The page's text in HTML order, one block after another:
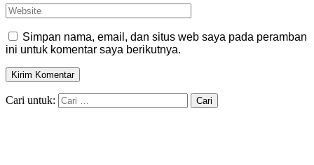
Simpan nama, email, dan situs web saya pada peramban
ini untuk komentar saya berikutnya.
Cari untuk: